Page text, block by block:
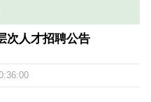
次人才招聘公告